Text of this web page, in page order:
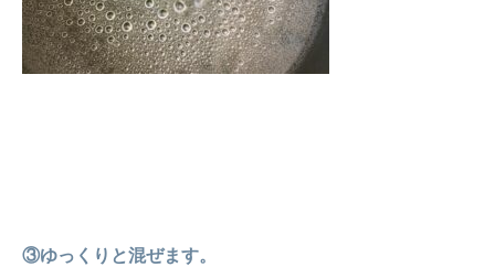
③ゆっくりと混ぜます。